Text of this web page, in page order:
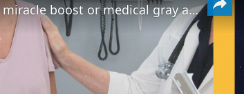
Menopause gets a testosterone twist: miracle boost or medical gray area?